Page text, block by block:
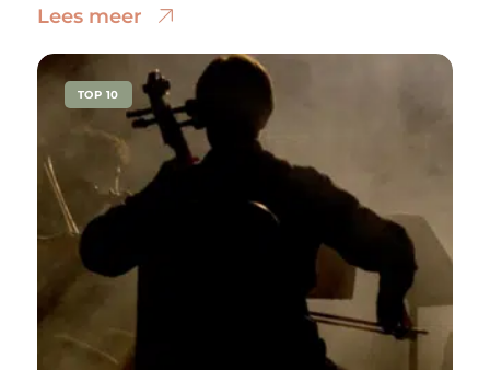
Lees meer
TOP 10